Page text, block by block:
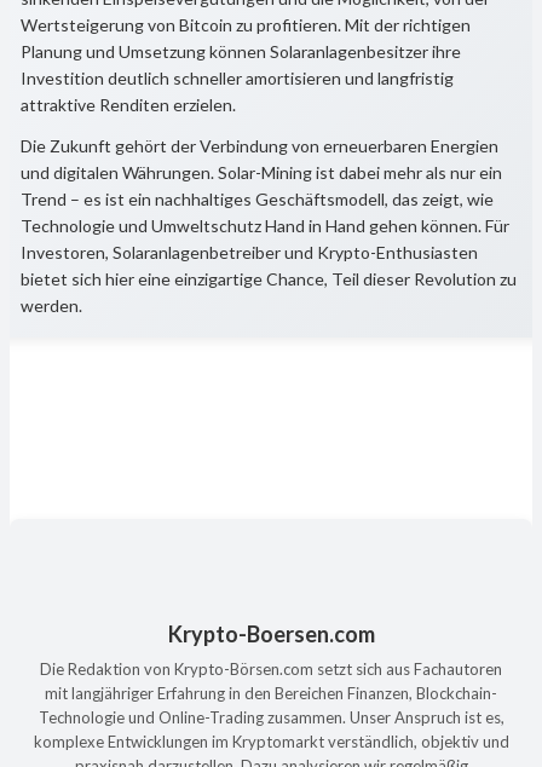
Wertsteigerung von Bitcoin zu profitieren. Mit der richtigen
Planung und Umsetzung können Solaranlagenbesitzer ihre
Investition deutlich schneller amortisieren und langfristig
attraktive Renditen erzielen.
Die Zukunft gehört der Verbindung von erneuerbaren Energien
und digitalen Währungen. Solar-Mining ist dabei mehr als nur ein
Trend – es ist ein nachhaltiges Geschäftsmodell, das zeigt, wie
Technologie und Umweltschutz Hand in Hand gehen können. Für
Investoren, Solaranlagenbetreiber und Krypto-Enthusiasten
bietet sich hier eine einzigartige Chance, Teil dieser Revolution zu
werden.
Krypto-Boersen.com
Die Redaktion von Krypto-Börsen.com setzt sich aus Fachautoren
mit langjähriger Erfahrung in den Bereichen Finanzen, Blockchain-
Technologie und Online-Trading zusammen. Unser Anspruch ist es,
komplexe Entwicklungen im Kryptomarkt verständlich, objektiv und